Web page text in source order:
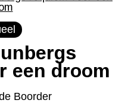
een droom
Boorder